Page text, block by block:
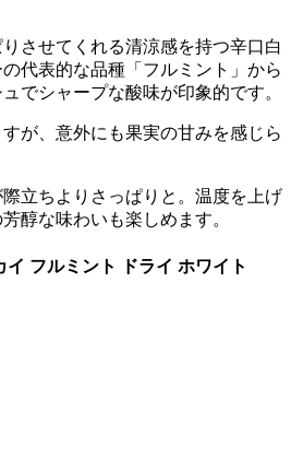
させてくれる清涼感を持つ辛口白
代表的な品種「フルミント」から
でシャープな酸味が印象的です。
が、意外にも果実の甘みを感じら
立ちよりさっぱりと。温度を上げ
醇な味わいも楽しめます。
フルミント ドライ ホワイト